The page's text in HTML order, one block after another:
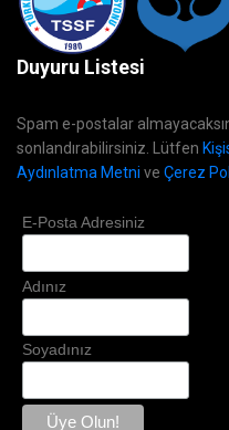
Duyuru Listesi
Spam e-postalar
sonlandırabilirsiniz. Lütfen
Aydınlatma Metni ve Çerez
E-Posta Adresiniz
Adınız
Soyadınız